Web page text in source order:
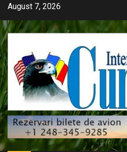
Skip
content
August 7, 2026